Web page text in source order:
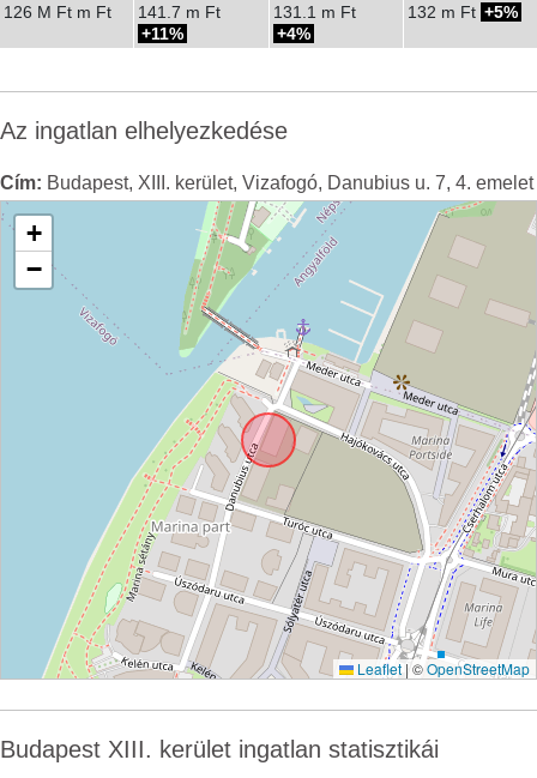
126 M Ft m Ft
141.7 m Ft
11%
131.1 m Ft
4%
132 m Ft 5%
Az ingatlan elhelyezkedése
Cím: Budapest, XIII. kerület, Vizafogó, Danubius u. 7, 4. emelet
+
−
Leaflet | ©OpenStreetMap
Budapest XIII. kerület ingatlan statisztikái